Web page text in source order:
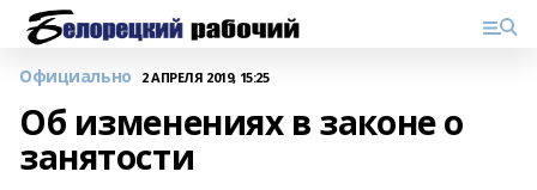
Официально 2 АПРЕЛЯ 2019, 15:25
Об изменениях в законе о
занятости